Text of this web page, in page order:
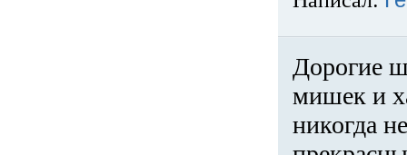
Дорогие
мишек и
никогда